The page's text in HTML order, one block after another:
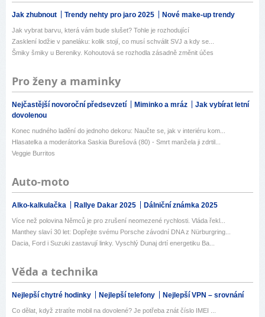
Jak zhubnout Trendy nehty pro jaro 2025 Nové make-up trendy
Jak vybrat barvu, která vám bude slušet? Tohle je rozhodující
Zasklení lodžie v paneláku: kolik stojí, co musí schválit SVJ a kdy se...
Šmiky šmiky u Bereniky. Kohoutová se rozhodla zásadně změnit účes
Pro ženy a maminky
Nejčastější novoroční předsevzetí Miminko a mráz
Jak vybírat letní
dovolenou
Konec nudného ladění do jednoho dekoru: Naučte se, jak v interiéru kom...
Hlasatelka a moderátorka Saskia Burešová (80) - Smrt manžela ji zdrtil...
Veggie Burritos
Auto-moto
Alko-kalkulačka Rallye Dakar 2025 Dálniční známka 2025
Více než polovina Němců je pro zrušení neomezené rychlosti. Vláda řekl...
Manthey slaví 30 let: Dopřejte svému Porsche závodní DNA z Nürburgring...
Dacia, Ford i Suzuki zastavují linky. Vyschlý Dunaj drtí energetiku Ba...
Věda a technika
Nejlepší chytré hodinky Nejlepší telefony Nejlepší VPN – srovnání
Co dělat, když ztratíte mobil na dovolené? Je potřeba znát číslo IMEI ...